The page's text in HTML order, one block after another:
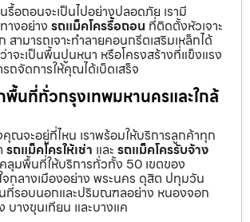
รื้อถอนจะเป็นไปอย่างปลอดภัย เรามี
างอย่าง รถแม็คโครรื้อถอน ที่ติดตั้งหัวเจาะ
สามารถเจาะทำลายคอนกรีตเสริมเหล็กได้
าจะเป็นพื้นปูนหนา หรือโครงสร้างที่แข็งแรง
รถจัดการให้คุณได้เบ็ดเสร็จ
นที่ทั่วกรุงเทพมหานครและใกล้
คุณจะอยู่ที่ไหน เราพร้อมให้บริการลูกค้าทุก
รถแม็คโครให้เช่า และ รถแม็คโครรับจ้าง
ลุมพื้นที่ให้บริการทั่วทั้ง 50 เขตของ
กลางเมืองอย่าง พระนคร ดุสิต ปทุมวัน
ที่รอบนอกและปริมณฑลอย่าง หนองจอก
บางขุนเทียน และบางแค